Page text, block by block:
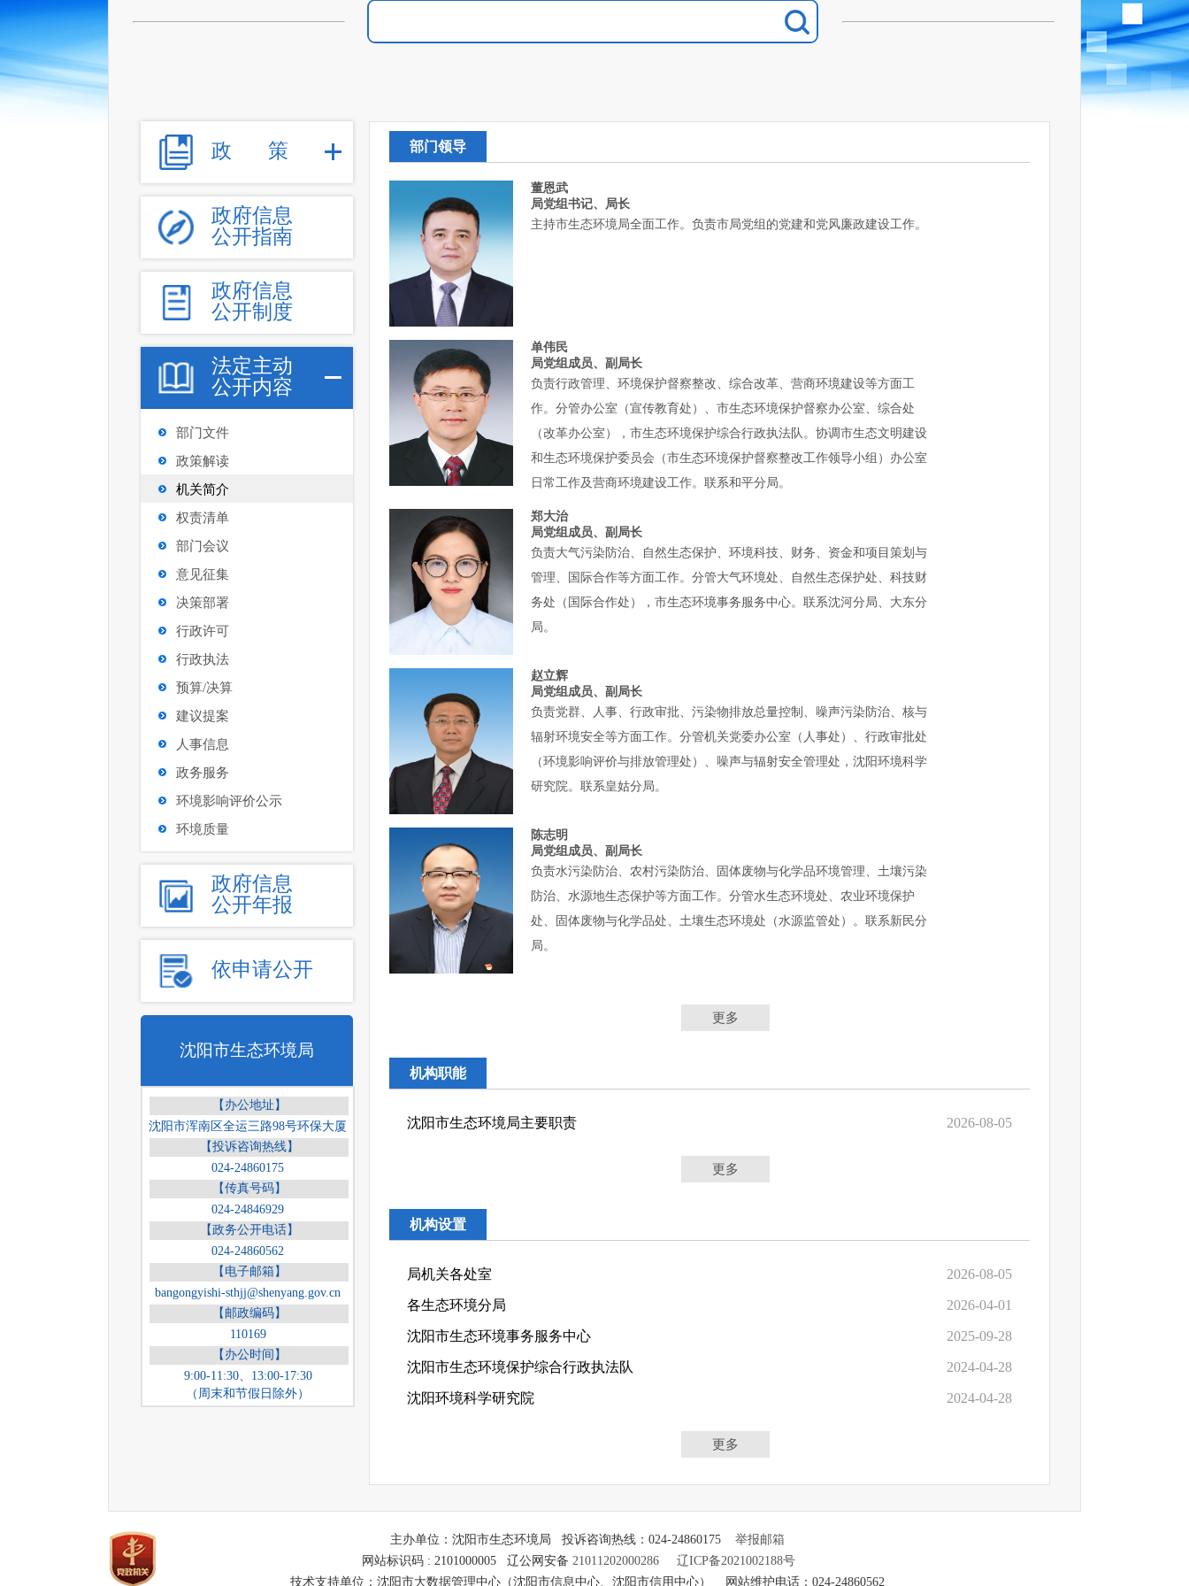
政 策
政府信息
公开指南
政府信息
公开制度
法定主动
公开内容
部门文件
政策解读
机关简介
权责清单
部门会议
意见征集
决策部署
行政许可
行政执法
预算/决算
建议提案
人事信息
政务服务
环境影响评价公示
环境质量
政府信息
公开年报
依申请公开
沈阳市生态环境局
【办公地址】
沈阳市浑南区全运三路98号环保大厦
【投诉咨询热线】
024-24860175
【传真号码】
024-24846929
【政务公开电话】
024-24860562
【电子邮箱】
bangongyishi-sthjj@shenyang.gov.cn
【邮政编码】
110169
【办公时间】
9:00-11:30、13:00-17:30
（周末和节假日除外）
部门领导
董恩武
局党组书记、局长
主持市生态环境局全面工作。负责市局党组的党建和党风廉政建设工作。
单伟民​
局党组成员、副局长
负责行政管理、环境保护督察整改、综合改革、营商环境建设等方面工
作。分管办公室（宣传教育处）、市生态环境保护督察办公室、综合处
（改革办公室），市生态环境保护综合行政执法队。协调市生态文明建设
和生态环境保护委员会（市生态环境保护督察整改工作领导小组）办公室
日常工作及营商环境建设工作。联系和平分局。
郑大治
局党组成员、副局长
负责大气污染防治、自然生态保护、环境科技、财务、资金和项目策划与
管理、国际合作等方面工作。分管大气环境处、自然生态保护处、科技财
务处（国际合作处），市生态环境事务服务中心。联系沈河分局、大东分
局。
赵立辉
局党组成员、副局长
​负责党群、人事、行政审批、污染物排放总量控制、噪声污染防治、核与
辐射环境安全等方面工作。分管机关党委办公室（人事处）、行政审批处
（环境影响评价与排放管理处）、噪声与辐射安全管理处，沈阳环境科学
研究院。联系皇姑分局。
陈志明
局党组成员、副局长
负责水污染防治、农村污染防治、固体废物与化学品环境管理、土壤污染
防治、水源地生态保护等方面工作。分管水生态环境处、农业环境保护
处、固体废物与化学品处、土壤生态环境处（水源监管处）。联系新民分
局。
更多
机构职能
沈阳市生态环境局主要职责 2026-08-05
更多
机构设置
局机关各处室 2026-08-05
各生态环境分局 2026-04-01
沈阳市生态环境事务服务中心 2025-09-28
沈阳市生态环境保护综合行政执法队 2024-04-28
沈阳环境科学研究院 2024-04-28
更多
主办单位：沈阳市生态环境局 投诉咨询热线：024-24860175 举报邮箱
网站标识码 : 2101000005 辽公网安备 21011202000286
辽ICP备2021002188号
技术支持单位：沈阳市大数据管理中心（沈阳市信息中心、沈阳市信用中心） 网站维护电话：024-24860562